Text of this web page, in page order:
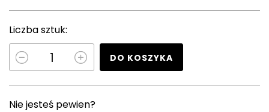
Liczba sztuk:
DO KOSZYKA
Nie jesteś pewien?